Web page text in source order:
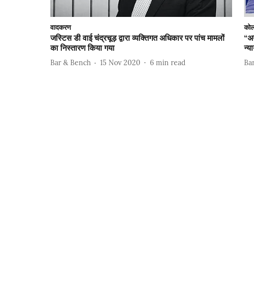
वादकरण
जस्टिस डी वाई चंद्रचूड़ द्वारा व्यक्तिगत अधिकार पर पांच मामलों
का निस्तारण किया गया
Bar & Bench 15 Nov 2020 6 min read